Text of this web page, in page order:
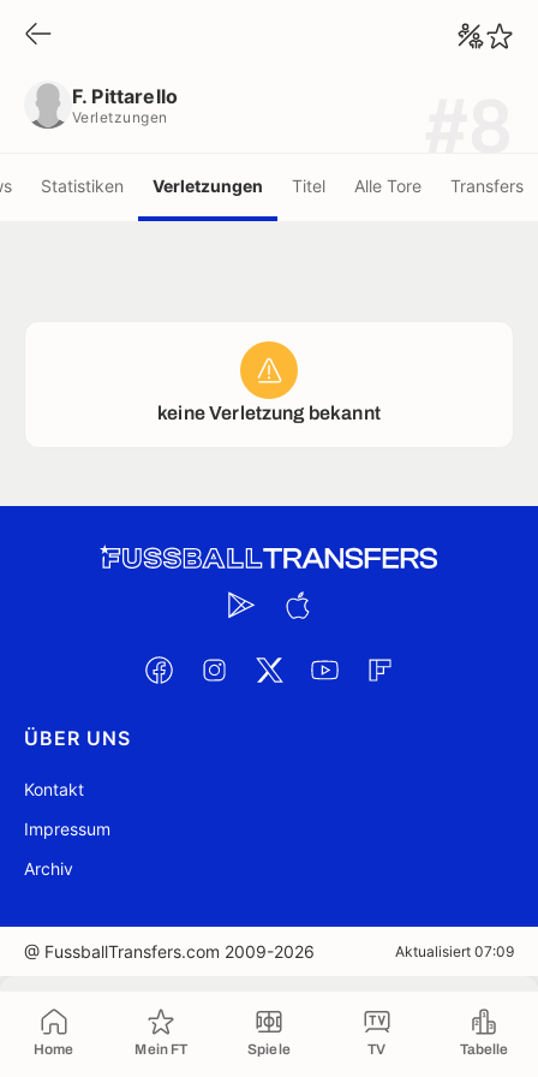
Home Mein FT Spiele TV Tabelle
F. Pittarello
Verletzungen
Statistiken Verletzungen Titel Alle Tore Transfers
keine Verletzung bekannt
ÜBER UNS
Kontakt
Impressum
Archiv
@ FussballTransfers.com 2009-2026 Aktualisiert 07:09